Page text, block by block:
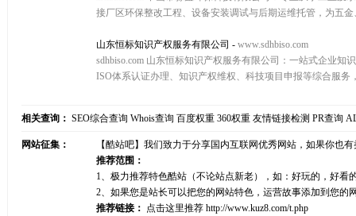
接厂区环保整改工程、设备安装调试与后期运维托管，为五
山东恒标知识产权服务有限公司 - www.sdhbiso.com
sdhbiso.com 山东恒标知识产权服务有限公司：一站式企业
ISO体系认证办理、知识产权维权、科技项目申报等综合服
相关查询： SEO综合查询 Whois查询 百度权重 360权重 友情链接检测 PR查询
网站征集：
【酷站吧】我们致力于分享国内互联网优秀网站，如果你也
推荐范围：
1、极力推荐特色酷站（不论站点新老），如：好玩的，好
2、如果您是站长可以把您的网站特色，运营故事添加到您
推荐链接： 点击这里推荐 http://www.kuz8.com/t.php